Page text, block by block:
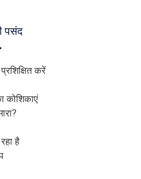
पसंद
करें
कोशिकाएं
है